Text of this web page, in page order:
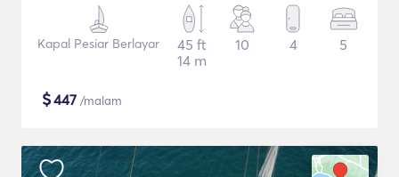
Kapal Pesiar Berlayar
45 ft
14 m
10 4 5
$447 /malam